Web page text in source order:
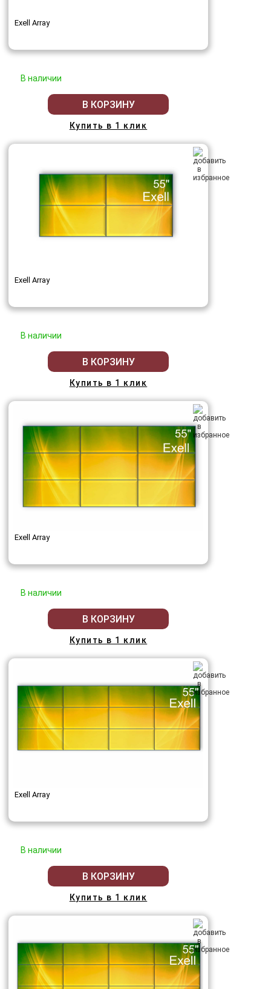
Exell Array
В наличии
В КОРЗИНУ
Купить в 1 клик
Exell Array
В наличии
В КОРЗИНУ
Купить в 1 клик
Exell Array
В наличии
В КОРЗИНУ
Купить в 1 клик
Exell Array
В наличии
В КОРЗИНУ
Купить в 1 клик